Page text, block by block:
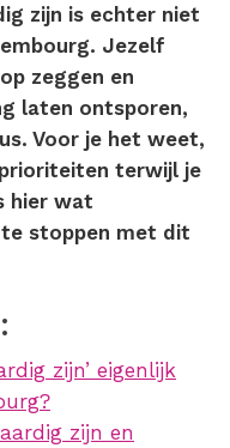
zijn is echter niet
Jezelf
zeggen en
laten ontsporen,
Voor je het weet,
terwijl je
hier wat
te stoppen met dit
zijn’ eigenlijk
zijn en